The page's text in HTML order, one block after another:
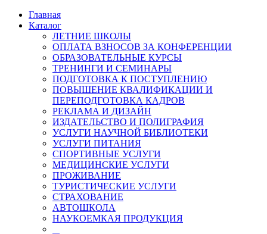
Главная
Каталог
ЛЕТНИЕ ШКОЛЫ
ОПЛАТА ВЗНОСОВ ЗА КОНФЕРЕНЦИИ
ОБРАЗОВАТЕЛЬНЫЕ КУРСЫ
ТРЕНИНГИ И СЕМИНАРЫ
ПОДГОТОВКА К ПОСТУПЛЕНИЮ
ПОВЫШЕНИЕ КВАЛИФИКАЦИИ И
ПЕРЕПОДГОТОВКА КАДРОВ
РЕКЛАМА И ДИЗАЙН
ИЗДАТЕЛЬСТВО И ПОЛИГРАФИЯ
УСЛУГИ НАУЧНОЙ БИБЛИОТЕКИ
УСЛУГИ ПИТАНИЯ
СПОРТИВНЫЕ УСЛУГИ
МЕДИЦИНСКИЕ УСЛУГИ
ПРОЖИВАНИЕ
ТУРИСТИЧЕСКИЕ УСЛУГИ
СТРАХОВАНИЕ
АВТОШКОЛА
НАУКОЕМКАЯ ПРОДУКЦИЯ